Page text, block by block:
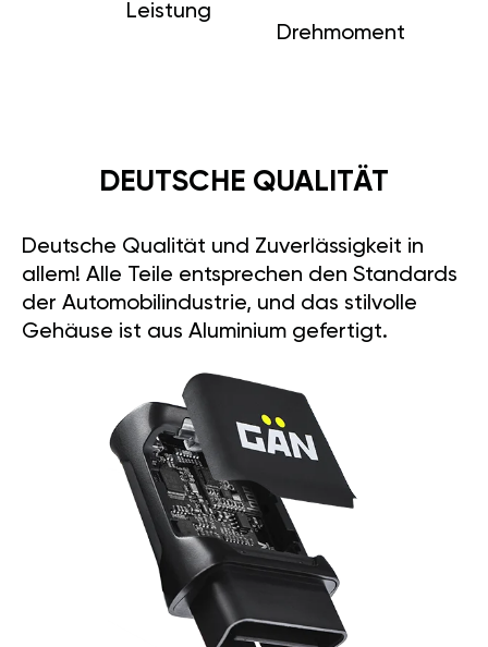
Leistung
Drehmoment
DEUTSCHE QUALITÄT
Deutsche Qualität und Zuverlässigkeit in
allem! Alle Teile entsprechen den Standards
der Automobilindustrie, und das stilvolle
Gehäuse ist aus Aluminium gefertigt.